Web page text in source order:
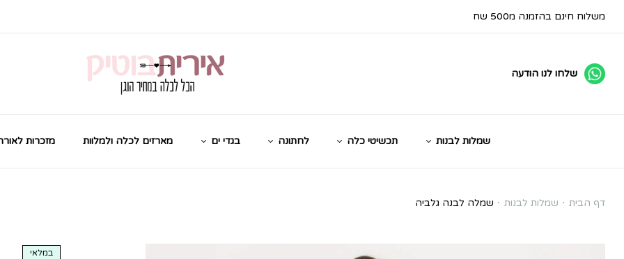
משלוח חינם בהזמנה מ500 שח
שלחו לנו הודעה
שמלות לבנות תכשיטי כלה לחתונה בגדי ים מארזים לכלה ולמלוות מזכרות
שמלה
דף הבית שמלות לבנות שמלה לבנה גלביה
במלאי